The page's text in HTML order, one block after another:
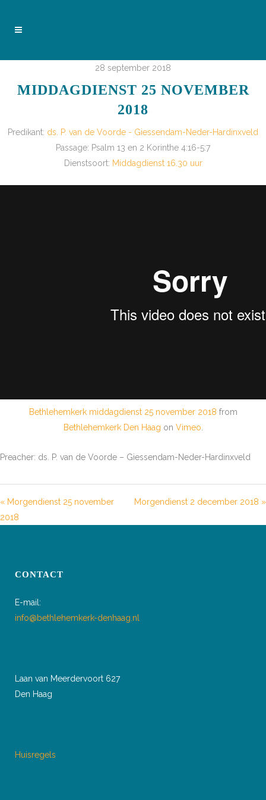
28 september 2018
MIDDAGDIENST 25 NOVEMBER
2018
Predikant: ds. P. van de Voorde - Giessendam-Neder-Hardinxveld
Passage: Psalm 13 en 2 Korinthe 4:16-5:7
Dienstsoort: Middagdienst 16.30 uur
Bethlehemkerk middagdienst 25 november 2018 from
Bethlehemkerk Den Haag on Vimeo
Preacher: ds. P. van de Voorde – Giessendam-Neder-Hardinxveld
« Morgendienst 25 november
2018
Morgendienst 2 december 2018 »
CONTACT
E-mail:
info@bethlehemkerk-denhaag.nl
Laan van Meerdervoort 627
Den Haag
Huisregels